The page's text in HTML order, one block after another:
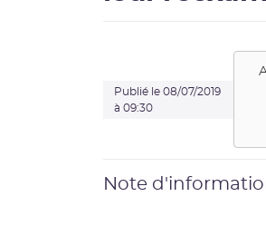
Publié le 08/07/2019
à 09:30
Note